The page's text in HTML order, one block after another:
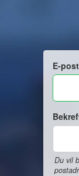
E-
Du vil